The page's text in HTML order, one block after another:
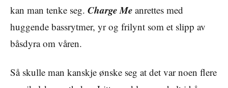
kan man tenke seg. Charge Me anrettes med
huggende bassrytmer, yr og frilynt som et slipp av
båsdyra om våren.
Så skulle man kanskje ønske seg at det var noen flere